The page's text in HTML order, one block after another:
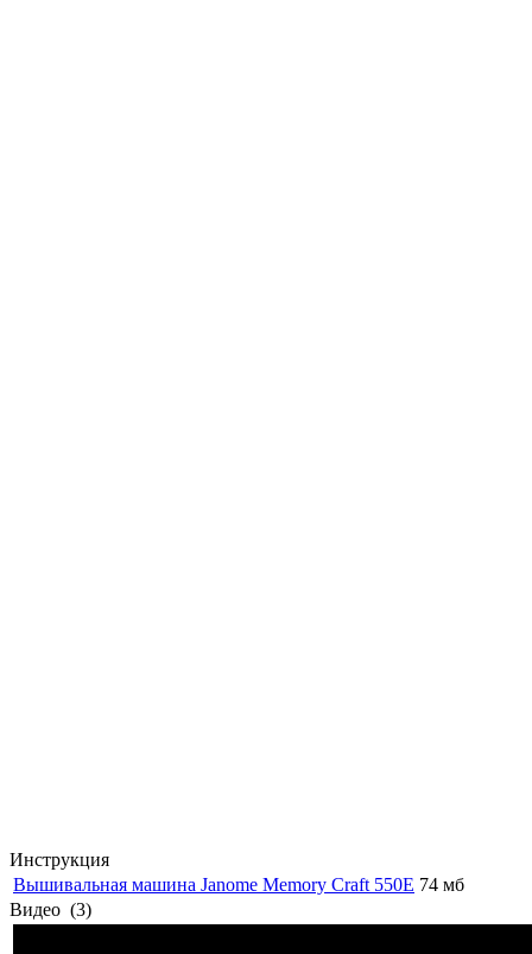
Инструкция
Вышивальная машина Janome Memory Craft 550E 74 мб
Видео (3)